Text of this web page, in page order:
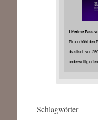
Lifetime Pass
Plex erhöht den
drastisch von
anderweitig
Schlagwörter